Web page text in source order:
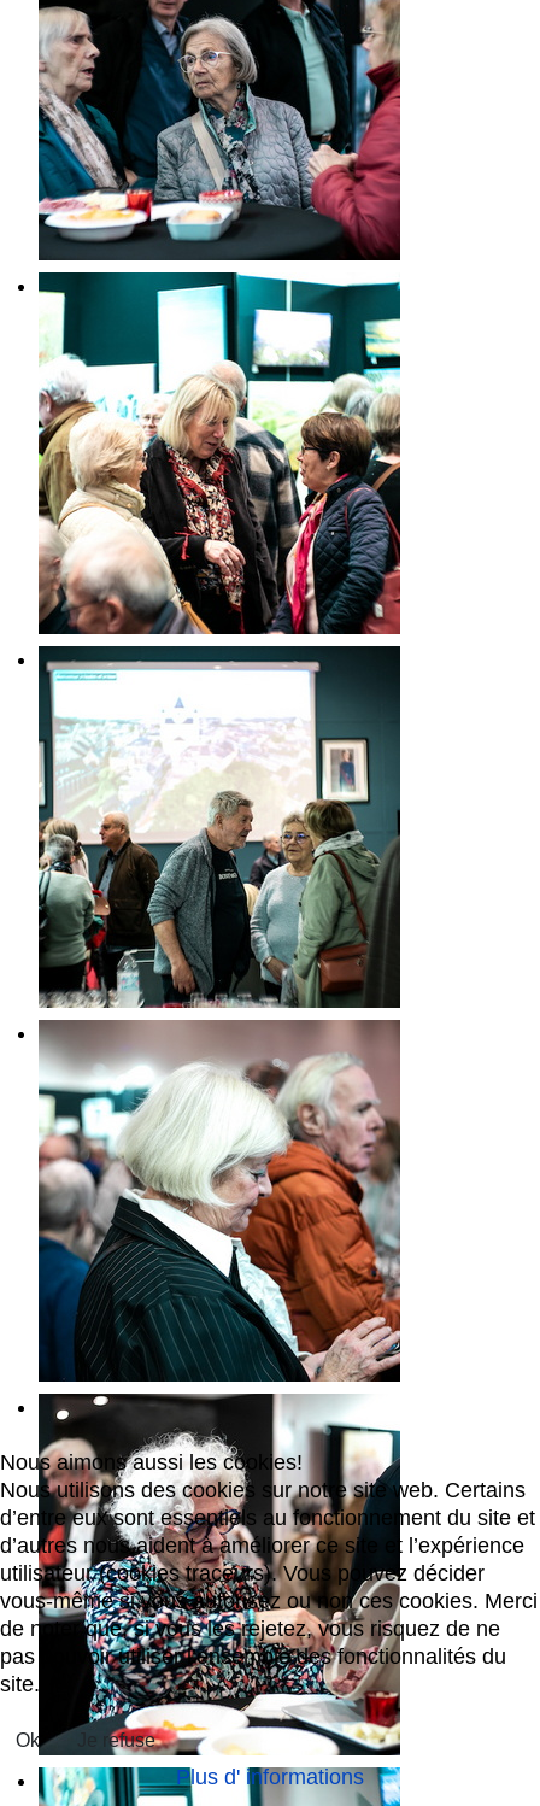
Nous aimons aussi les cookies!
Nous utilisons des cookies sur notre site web. Certains
d’entre eux sont essentiels au fonctionnement du site et
d’autres nous aident à améliorer ce site et l’expérience
utilisateur (cookies traceurs). Vous pouvez décider
vous-même si vous autorisez ou non ces cookies. Merci
de noter que, si vous les rejetez, vous risquez de ne
pas pouvoir utiliser l’ensemble des fonctionnalités du
site.
Ok Je refuse
Plus d' informations